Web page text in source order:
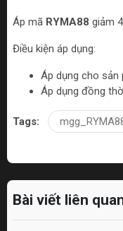
Áp mã RYMA88 giảm
Điều kiện áp dụng:
Áp dụng cho sản
Áp dụng đồng
Tags:
Bài viết liên